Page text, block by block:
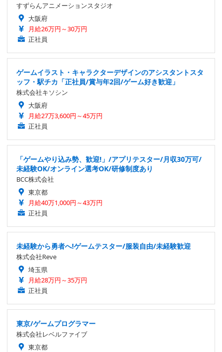
すずらんアニメーションスタジオ
大阪府
月給26万円～30万円
正社員
ゲームイラスト・キャラクターデザインのアシスタントスタ
ッフ・駅チカ「正社員/賞与年2回/ゲーム好き歓迎」
株式会社キソシン
大阪府
月給27万3,600円～45万円
正社員
「ゲームやり込み勢、歓迎!」/アプリテスター/月収30万可/
未経験OK/オンライン選考OK/研修制度あり
BCC株式会社
東京都
月給40万1,000円～43万円
正社員
未経験から勇者へ!ゲームテスター/服装自由/未経験歓迎
株式会社Reve
埼玉県
月給28万円～35万円
正社員
東京/ゲームプログラマー
株式会社レベルファイブ
東京都